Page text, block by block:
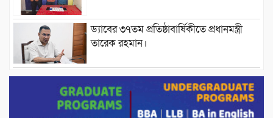
ড্যাবের ৩৭তম প্রতিষ্ঠাবার্ষিকীতে প্রধানমন্ত্রী
তারেক রহমান।
চন্দনাইশের হাশিমপুর ৪ নং ওয়ার্ডে ৫’শতাধিক
হতদরিদ্র পরিবারের মাঝে খাদ্যসামগ্রী বিতরণ
করেন মনজুর মোরশেদ